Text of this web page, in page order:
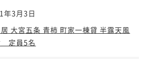
年3月3日
大宮五条 青柿 町家一棟貸 半露天風
定員5名